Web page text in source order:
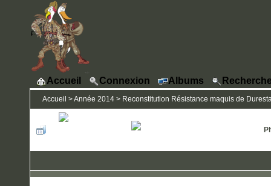
Accueil Connexion Albums
Accueil >Année 2014 > Reconstitution Résistance maquis de